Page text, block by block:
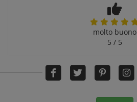
molto buono
5 / 5